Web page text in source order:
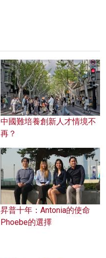
中國難培養創新人才情境不
再？
昇普十年：Antonia的使命
Phoebe的選擇